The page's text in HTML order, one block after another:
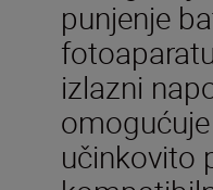
punjenje
izlazni
učinkovito